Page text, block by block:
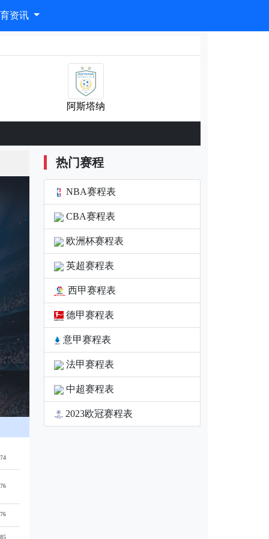
资讯
阿斯塔纳
74
76
76
85
热门赛程
NBA赛程表
CBA赛程表
欧洲杯赛程表
英超赛程表
西甲赛程表
德甲赛程表
意甲赛程表
法甲赛程表
中超赛程表
2023欧冠赛程表